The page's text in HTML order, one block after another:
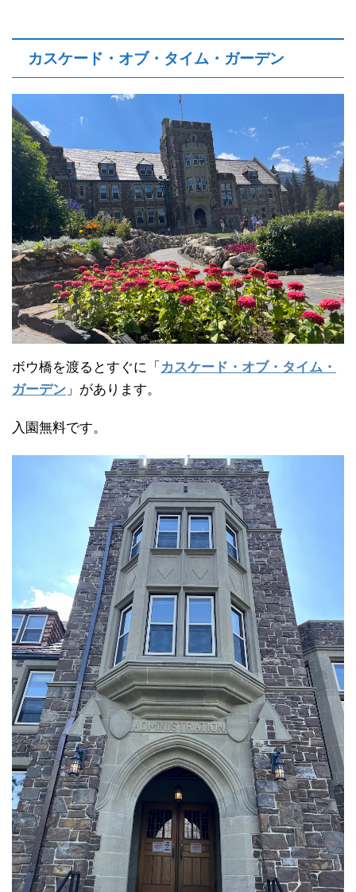
カスケード・オブ・タイム・ガーデン
ボウ橋を渡るとすぐに「 カスケード・オブ・タイム・
ガーデン 」があります。
入園無料です。